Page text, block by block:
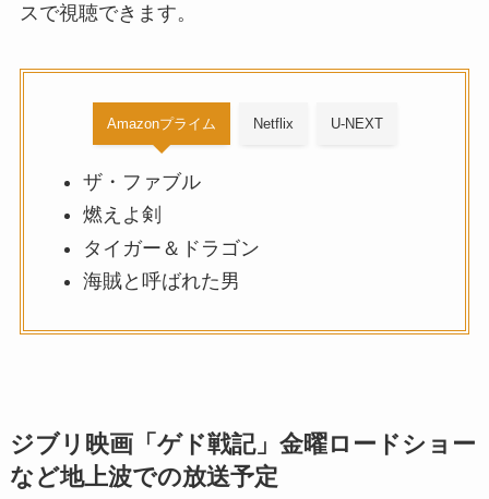
スで視聴できます。
Amazonプライム Netflix U-NEXT
ザ・ファブル
燃えよ剣
タイガー＆ドラゴン
海賊と呼ばれた男
ジブリ映画「ゲド戦記」金曜ロードショー
など地上波での放送予定